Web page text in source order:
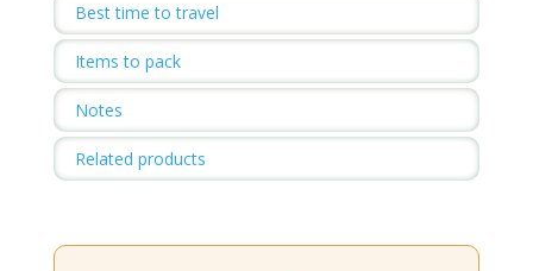
Best time to travel
Items to pack
Notes
Related products